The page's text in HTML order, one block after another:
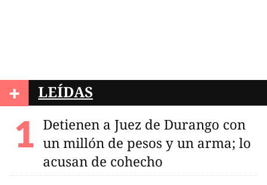
+ LEÍDAS
Detienen a Juez de Durango con
un millón de pesos y un arma; lo
acusan de cohecho